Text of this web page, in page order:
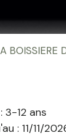
BOISSIERE
3-12 ans
: 11/11/